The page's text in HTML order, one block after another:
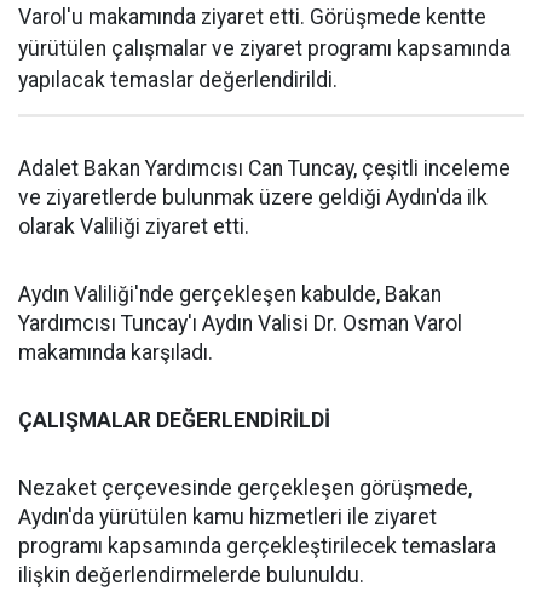
Varol'u makamında ziyaret etti. Görüşmede kentte
yürütülen çalışmalar ve ziyaret programı kapsamında
yapılacak temaslar değerlendirildi.
Adalet Bakan Yardımcısı Can Tuncay, çeşitli inceleme
ve ziyaretlerde bulunmak üzere geldiği Aydın'da ilk
olarak Valiliği ziyaret etti.
Aydın Valiliği'nde gerçekleşen kabulde, Bakan
Yardımcısı Tuncay'ı Aydın Valisi Dr. Osman Varol
makamında karşıladı.
ÇALIŞMALAR DEĞERLENDİRİLDİ
Nezaket çerçevesinde gerçekleşen görüşmede,
Aydın'da yürütülen kamu hizmetleri ile ziyaret
programı kapsamında gerçekleştirilecek temaslara
ilişkin değerlendirmelerde bulunuldu.